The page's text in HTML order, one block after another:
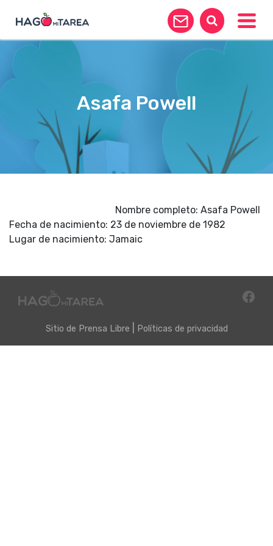
Asafa Powell
Nombre completo: Asafa Powell
Fecha de nacimiento: 23 de noviembre de 1982
Lugar de nacimiento: Jamaic
Sitio de Prensa Libre Políticas de privacidad